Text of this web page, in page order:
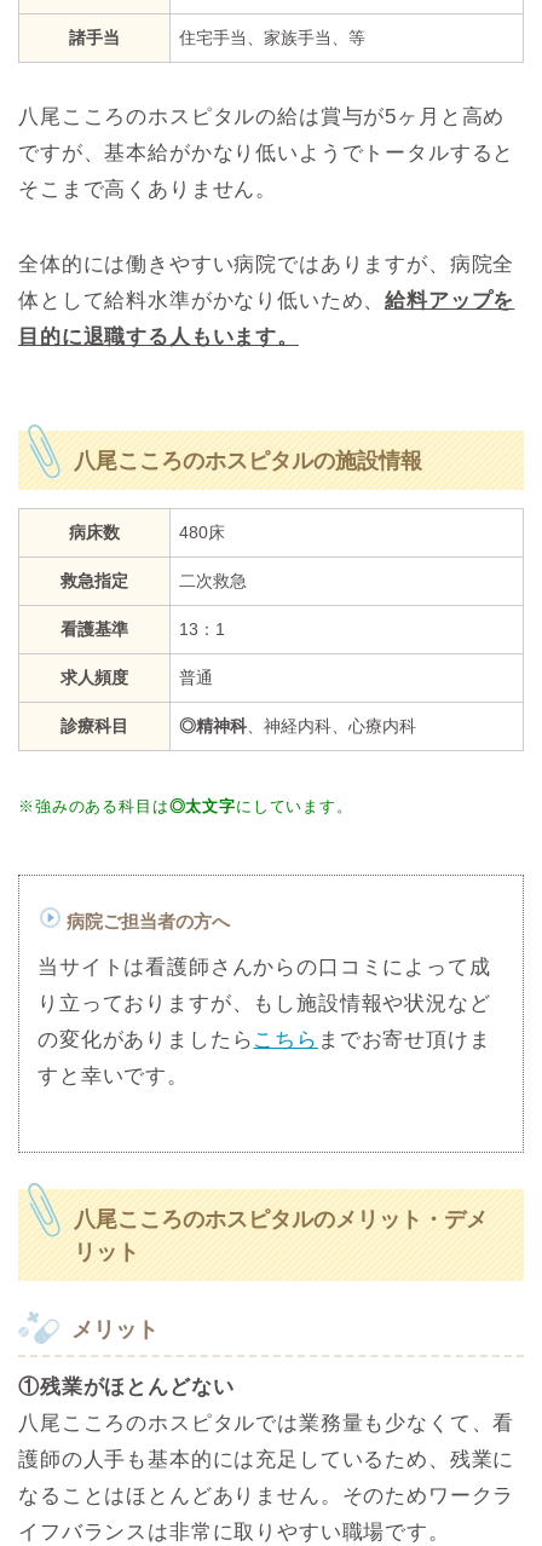
諸手当 住宅手当、家族手当、等
八尾こころのホスピタルの給は賞与が5ヶ月と高め
ですが、基本給がかなり低いようでトータルすると
そこまで高くありません。
全体的には働きやすい病院ではありますが、病院全
体として給料水準がかなり低いため、給料アップを
目的に退職する人もいます。
八尾こころのホスピタルの施設情報
病床数 480床
救急指定 二次救急
看護基準 13：1
求人頻度 普通
診療科目 ◎精神科、神経内科、心療内科
※強みのある科目は◎太文字にしています。
病院ご担当者の方へ
当サイトは看護師さんからの口コミによって成
り立っておりますが、もし施設情報や状況など
の変化がありましたら こちら までお寄せ頂けま
すと幸いです。
八尾こころのホスピタルのメリット・デメ
リット
メリット
①残業がほとんどない
八尾こころのホスピタルでは業務量も少なくて、看
護師の人手も基本的には充足しているため、残業に
なることはほとんどありません。そのためワークラ
イフバランスは非常に取りやすい職場です。